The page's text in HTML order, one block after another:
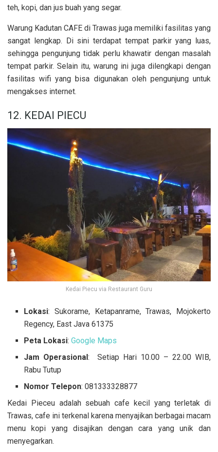
teh, kopi, dan jus buah yang segar.
Warung Kadutan CAFE di Trawas juga memiliki fasilitas yang
sangat lengkap. Di sini terdapat tempat parkir yang luas,
sehingga pengunjung tidak perlu khawatir dengan masalah
tempat parkir. Selain itu, warung ini juga dilengkapi dengan
fasilitas wifi yang bisa digunakan oleh pengunjung untuk
mengakses internet.
12. KEDAI PIECU
Kedai Piecu via Restaurant Guru
Lokasi: Sukorame, Ketapanrame, Trawas, Mojokerto
Regency, East Java 61375
Peta Lokasi:Google Maps
Jam Operasional: Setiap Hari 10.00 – 22.00 WIB,
Rabu Tutup
Nomor Telepon: 081333328877
Kedai Pieceu adalah sebuah cafe kecil yang terletak di
Trawas, cafe ini terkenal karena menyajikan berbagai macam
menu kopi yang disajikan dengan cara yang unik dan
menyegarkan.